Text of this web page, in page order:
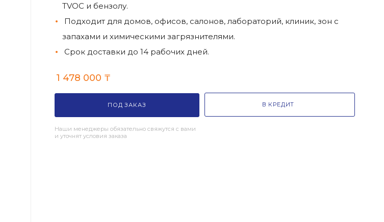
TVOC и бензолу.
Подходит для домов, офисов, салонов, лабораторий, клиник, зон с
запахами и химическими загрязнителями.
Cрок доставки до 14 рабочих дней.
1 478 000 ₸
ПОД ЗАКАЗ
Наши менеджеры обязательно свяжутся с вами
и уточнят условия заказа
В КРЕДИТ